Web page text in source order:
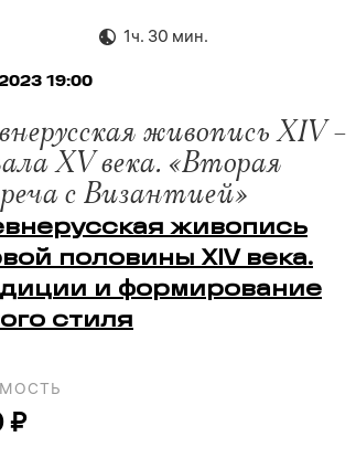
1ч. 30 мин.
19:00
живопись XIV –
XV века. «Вторая
с Византией»
живопись
половины XIV века.
и формирование
стиля
₽